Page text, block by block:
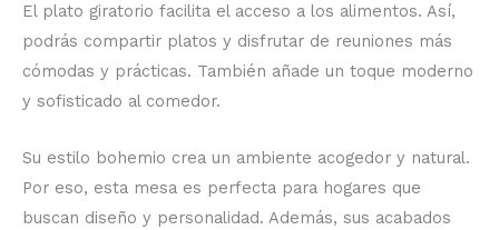
El plato giratorio facilita el acceso a los alimentos. Así,
podrás compartir platos y disfrutar de reuniones más
cómodas y prácticas. También añade un toque moderno
y sofisticado al comedor.
Su estilo bohemio crea un ambiente acogedor y natural.
Por eso, esta mesa es perfecta para hogares que
buscan diseño y personalidad. Además, sus acabados